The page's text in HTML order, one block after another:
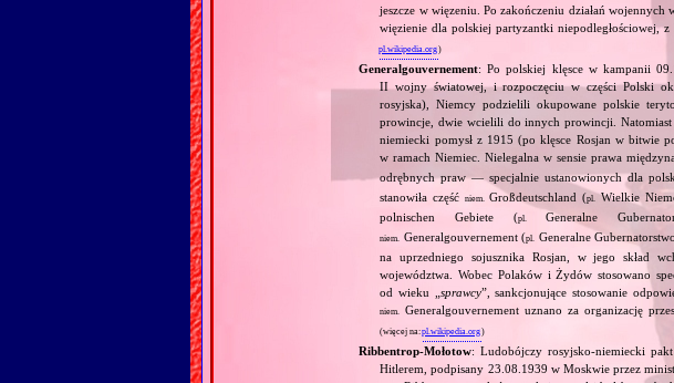
jeszcze w więzeniu. Po zakończeniu działań
więzienie dla polskiej partyzantki niepodległościowej,
pl.wikipedia.org)
Generalgouvernement: Po polskiej klęsce w kampanii
II wojny światowej, i rozpoczęciu w części Polski
rosyjska), Niemcy podzielili okupowane polskie
prowincje, dwie wcielili do innych prowincji. Natomiast
niemiecki pomysł z 1915 (po klęsce Rosjan w bitwie
w ramach Niemiec. Nielegalna w sensie prawa
odrębnych praw — specjalnie ustanowionych dla
stanowiła część niem. Großdeutschland (pl. Wielkie
polnischen Gebiete (pl. Generalne
niem. Generalgouvernement (pl.
Generalne
na uprzedniego sojusznika Rosjan, w jego skład
województwa. Wobec Polaków i Żydów stosowano
od wieku „ sprawcy”, sankcjonujące stosowanie
niem. Generalgouvernement uznano za organizację
(więcej na:pl.wikipedia.org)
Ribbentrop‐Mołotow: Ludobójczy rosyjsko‐niemiecki
Hitlerem, podpisany 23.08.1939 w Moskwie przez